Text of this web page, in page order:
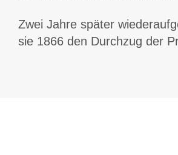
Zwei Jahre später
sie 1866 den Durchzug der